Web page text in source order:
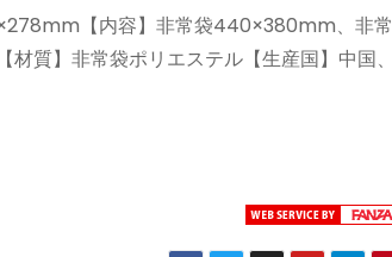
【内容】非常袋440×380mm、非常
質】非常袋ポリエステル【生産国】中国、